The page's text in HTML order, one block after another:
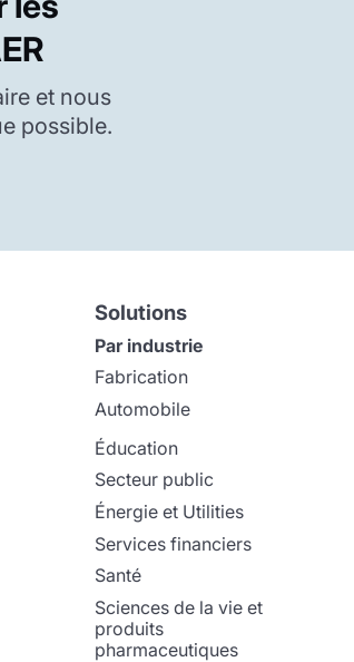
et nous
possible.
Solutions
Par industrie
Fabrication
Automobile
Éducation
Secteur public
Énergie et Utilities
Services financiers
Santé
Sciences de la vie et
produits
pharmaceutiques